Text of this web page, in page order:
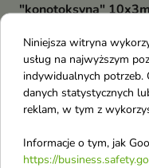
"konotoksyną"
witaminą C i 1% adenozyny,
które intensywnie
nawilżają i przywracają skórze
zdrowy blask
75,62 zł
Niniejsza witryna
usług na najwyższym
indywidualnych potrzeb.
danych statystycznych
reklam, w tym z
Informacje o tym, jak
https://